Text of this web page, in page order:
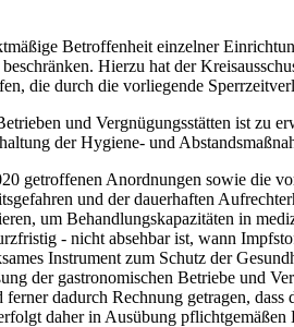
Betroffenheit einzelner
Hierzu hat der
die durch die vorliegende
und Vergnügungsstätten ist zu
der Hygiene- und
getroffenen Anordnungen sowie die
und der dauerhaften
um Behandlungskapazitäten in
- nicht absehbar ist, wann
Instrument zum Schutz der
der gastronomischen Betriebe und
dadurch Rechnung getragen,
daher in Ausübung pflichtgemäßen